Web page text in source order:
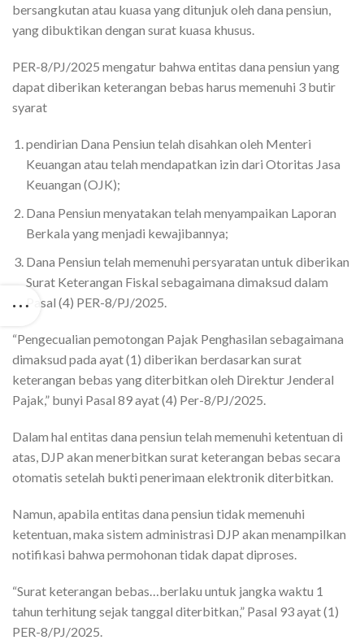
bersangkutan atau kuasa yang ditunjuk oleh dana pensiun,
yang dibuktikan dengan surat kuasa khusus.
PER-8/PJ/2025 mengatur bahwa entitas dana pensiun yang
dapat diberikan keterangan bebas harus memenuhi 3 butir
syarat
pendirian Dana Pensiun telah disahkan oleh Menteri
Keuangan atau telah mendapatkan izin dari Otoritas Jasa
Keuangan (OJK);
Dana Pensiun menyatakan telah menyampaikan Laporan
Berkala yang menjadi kewajibannya;
Dana Pensiun telah memenuhi persyaratan untuk diberikan
Surat Keterangan Fiskal sebagaimana dimaksud dalam
Pasal (4) PER-8/PJ/2025.
“Pengecualian pemotongan Pajak Penghasilan sebagaimana
dimaksud pada ayat (1) diberikan berdasarkan surat
keterangan bebas yang diterbitkan oleh Direktur Jenderal
Pajak,” bunyi Pasal 89 ayat (4) Per-8/PJ/2025.
Dalam hal entitas dana pensiun telah memenuhi ketentuan di
atas, DJP akan menerbitkan surat keterangan bebas secara
otomatis setelah bukti penerimaan elektronik diterbitkan.
Namun, apabila entitas dana pensiun tidak memenuhi
ketentuan, maka sistem administrasi DJP akan menampilkan
notifikasi bahwa permohonan tidak dapat diproses.
“Surat keterangan bebas…berlaku untuk jangka waktu 1
tahun terhitung sejak tanggal diterbitkan,” Pasal 93 ayat (1)
PER-8/PJ/2025.